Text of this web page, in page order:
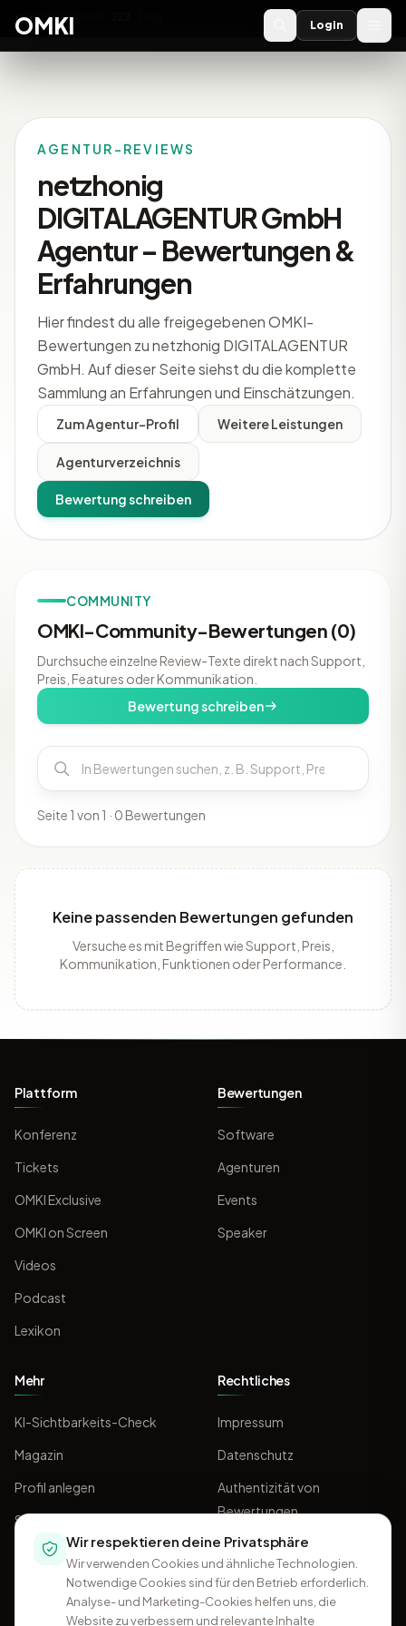
OMKI 2027
OMKI Login
AGENTUR-REVIEWS
netzhonig
DIGITALAGENTUR GmbH
Agentur – Bewertungen &
Erfahrungen
Hier findest du alle freigegebenen OMKI-
Bewertungen zu netzhonig DIGITALAGENTUR
GmbH. Auf dieser Seite siehst du die komplette
Sammlung an Erfahrungen und Einschätzungen.
Zum Agentur-Profil Weitere Leistungen
Agenturverzeichnis
Bewertung schreiben
COMMUNITY
OMKI-Community-Bewertungen (0)
Durchsuche einzelne Review-Texte direkt nach Support,
Preis, Features oder Kommunikation.
Bewertung schreiben
Seite 1 von 1 · 0 Bewertungen
Keine passenden Bewertungen gefunden
Versuche es mit Begriffen wie Support, Preis,
Kommunikation, Funktionen oder Performance.
Plattform
Konferenz
Tickets
OMKI Exclusive
OMKI on Screen
Videos
Podcast
Lexikon
Bewertungen
Software
Agenturen
Events
Speaker
Mehr
KI-Sichtbarkeits-Check
Magazin
Profil anlegen
Sponsoring
Rechtliches
Impressum
Datenschutz
Authentizität von
Bewertungen
AGB
Wir respektieren deine Privatsphäre
Wir verwenden Cookies und ähnliche Technologien.
Notwendige Cookies sind für den Betrieb erforderlich.
Analyse- und Marketing-Cookies helfen uns, die
Website zu verbessern und relevante Inhalte